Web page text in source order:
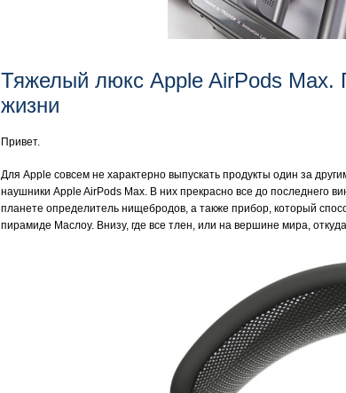
Тяжелый люкс Apple AirPods Max.
жизни
Привет.
Для Apple совсем не характерно выпускать продукты один за
наушники Apple AirPods Max. В них прекрасно все до последнего
планете определитель нищебродов, а также прибор, который
пирамиде Маслоу. Внизу, где все тлен, или на вершине мира,